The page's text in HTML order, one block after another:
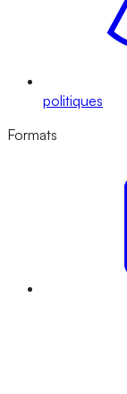
politiques
Formats